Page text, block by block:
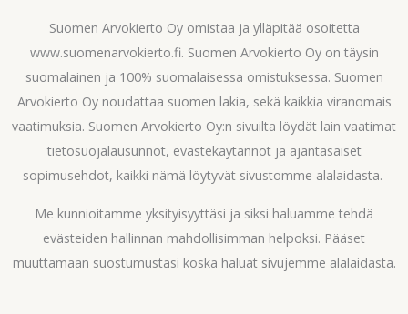
Suomen Arvokierto Oy omistaa ja ylläpitää osoitetta
www.suomenarvokierto.fi. Suomen Arvokierto Oy on täysin
suomalainen ja 100% suomalaisessa omistuksessa. Suomen
Arvokierto Oy noudattaa suomen lakia, sekä kaikkia viranomais
vaatimuksia. Suomen Arvokierto Oy:n sivuilta löydät lain vaatimat
tietosuojalausunnot, evästekäytännöt ja ajantasaiset
sopimusehdot, kaikki nämä löytyvät sivustomme alalaidasta.
Me kunnioitamme yksityisyyttäsi ja siksi haluamme tehdä
evästeiden hallinnan mahdollisimman helpoksi. Pääset
muuttamaan suostumustasi koska haluat sivujemme alalaidasta.